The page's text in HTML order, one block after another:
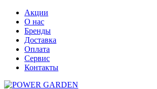
Акции
О нас
Бренды
Доставка
Оплата
Сервис
Контакты